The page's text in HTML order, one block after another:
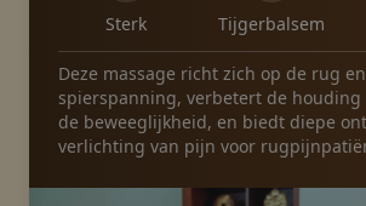
Sterk Tijgerbalsem
Deze massage richt zich op de rug
spierspanning, verbetert de
de beweeglijkheid, en biedt diepe
verlichting van pijn voor